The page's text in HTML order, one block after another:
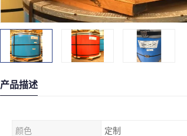
产品描述
颜色 定制